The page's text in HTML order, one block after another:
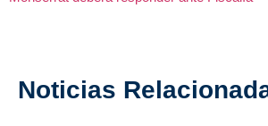
Noticias